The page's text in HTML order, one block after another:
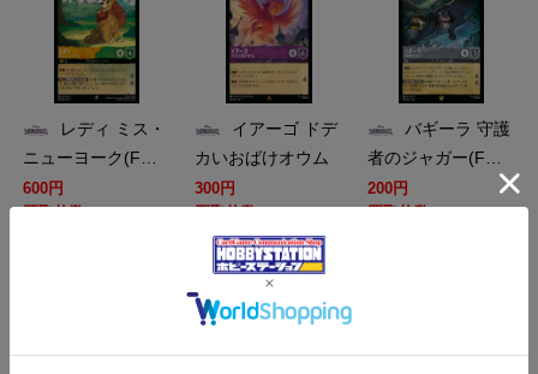
ニューヨーク(F…
600円
買取枚数
カいおばけオウム
300円
買取枚数
買取カート
者のジャガー(F…
200円
買取枚数